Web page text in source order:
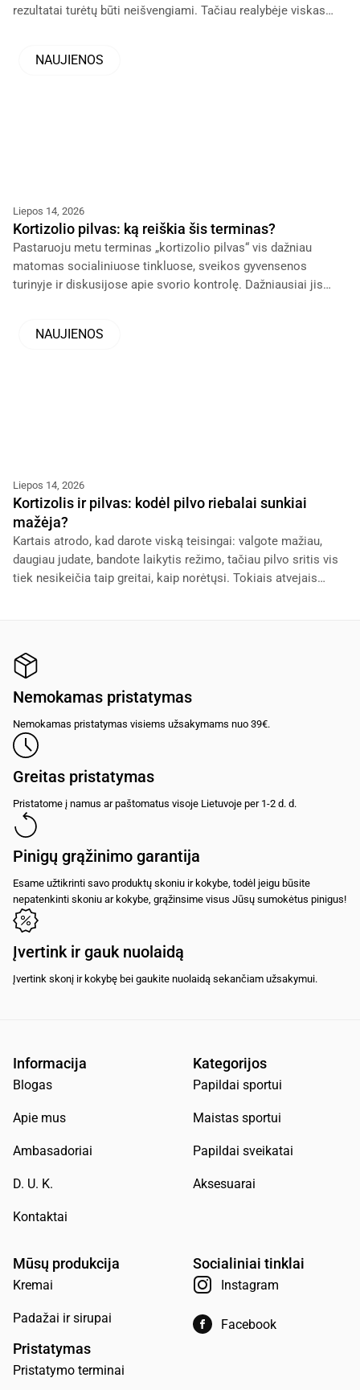
rezultatai turėtų būti neišvengiami. Tačiau realybėje viskas
NAUJIENOS
Liepos 14, 2026
Kortizolio pilvas: ką reiškia šis terminas?
Pastaruoju metu terminas „kortizolio pilvas“ vis dažniau
matomas socialiniuose tinkluose, sveikos gyvensenos
turinyje ir diskusijose apie svorio kontrolę. Dažniausiai jis
NAUJIENOS
Liepos 14, 2026
Kortizolis ir pilvas: kodėl pilvo riebalai sunkiai
mažėja?
Kartais atrodo, kad darote viską teisingai: valgote mažiau,
daugiau judate, bandote laikytis režimo, tačiau pilvo sritis vis
tiek nesikeičia taip greitai, kaip norėtųsi. Tokiais atvejais
Nemokamas pristatymas
Nemokamas pristatymas visiems užsakymams nuo 39€.
Greitas pristatymas
Pristatome į namus ar paštomatus visoje Lietuvoje per 1-2 d. d.
Pinigų grąžinimo garantija
Esame užtikrinti savo produktų skoniu ir kokybe, todėl jeigu būsite
nepatenkinti skoniu ar kokybe, grąžinsime visus Jūsų sumokėtus pinigus!
Įvertink ir gauk nuolaidą
Įvertink skonį ir kokybę bei gaukite nuolaidą sekančiam užsakymui.
Informacija
Blogas
Apie mus
Ambasadoriai
D. U. K.
Kontaktai
Kategorijos
Papildai sportui
Maistas sportui
Papildai sveikatai
Aksesuarai
Mūsų produkcija
Kremai
Padažai ir sirupai
Pristatymas
Pristatymo terminai
Socialiniai tinklai
Instagram
Facebook